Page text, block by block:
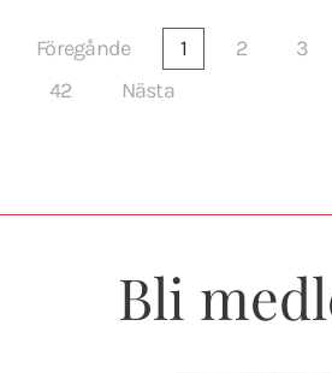
Föregånde 1 2 3
42
Nästa
Bli